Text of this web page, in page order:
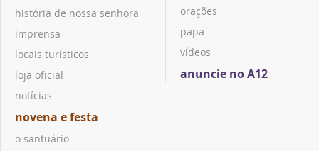
história de nossa senhora
imprensa
locais turísticos
loja oficial
notícias
novena e festa
o santuário
orações
papa
vídeos
anuncie no A12